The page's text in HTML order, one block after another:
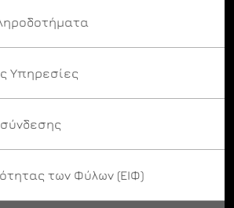
Υπηρεσίες
των Φύλων (ΕΙΦ)